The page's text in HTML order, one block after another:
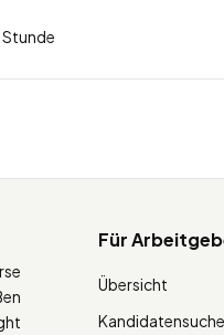
Stunde
Für
Übersicht
Kandidatensuche